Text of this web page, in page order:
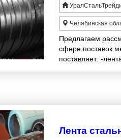
Челябинская
Предлагаем
сфере поставок
поставляет: -